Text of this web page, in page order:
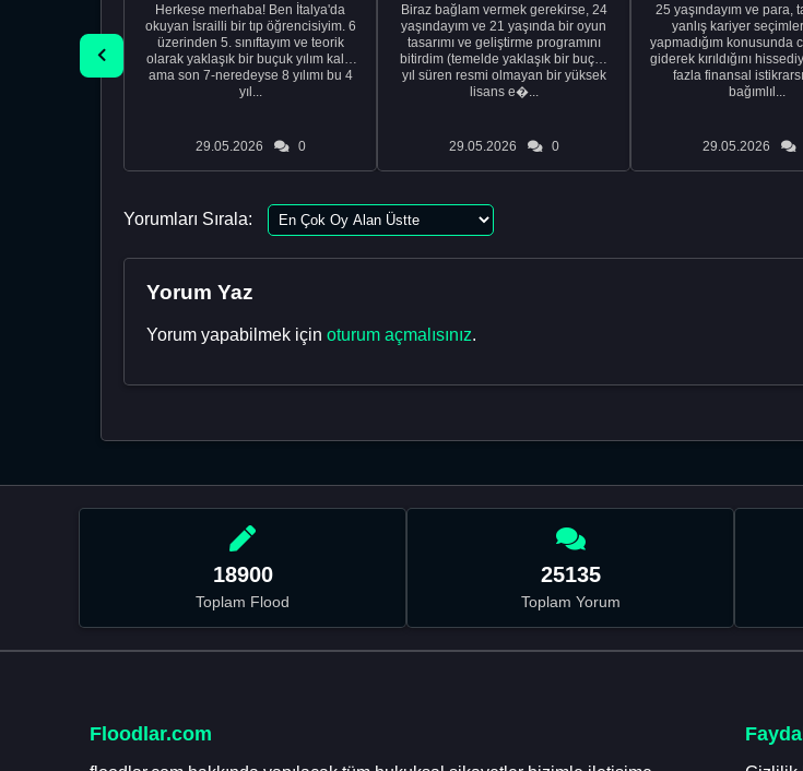
Herkese merhaba! Ben İtalya'da
okuyan İsrailli bir tıp öğrencisiyim. 6
üzerinden 5. sınıftayım ve teorik
olarak yaklaşık bir buçuk yılım kaldı
ama son 7-neredeyse 8 yılımı bu 4
yıl...
29.05.2026 0
Biraz bağlam vermek gerekirse, 24
yaşındayım ve 21 yaşında bir oyun
tasarımı ve geliştirme programını
bitirdim (temelde yaklaşık bir buçuk
yıl süren resmi olmayan bir yüksek
lisans e�...
29.05.2026 0
25 yaşındayım ve para,
yanlış kariyer
yapmadığım konusunda
giderek kırıldığını
fazla finansal
bağımlıl...
29.05.2026
Yorumları Sırala:
Yorum Yaz
Yorum yapabilmek için oturum açmalısınız.
18900
Toplam Flood
25135
Toplam Yorum
Floodlar.com